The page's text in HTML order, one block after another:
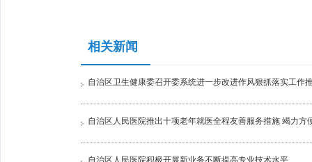
相关新闻
自治区卫生健康委召开委系统进一步改进作风狠抓落实工作
自治区人民医院推出十项老年就医全程友善服务措施 竭力方
自治区人民医院积极开展新业务不断提高专业技术水平